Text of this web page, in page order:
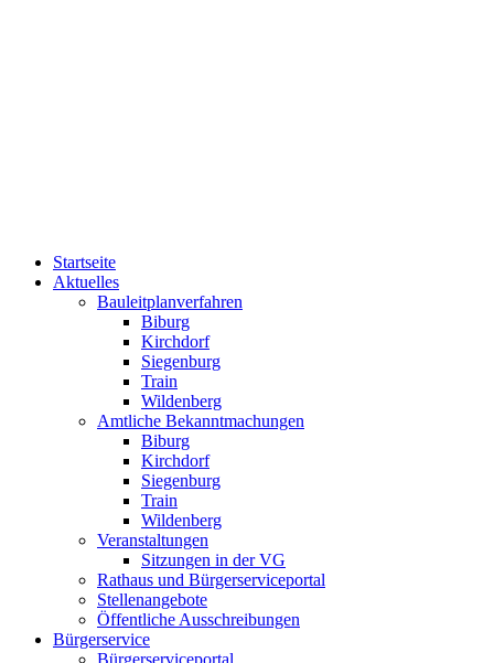
Startseite
Aktuelles
Bauleitplanverfahren
Biburg
Kirchdorf
Siegenburg
Train
Wildenberg
Amtliche Bekanntmachungen
Biburg
Kirchdorf
Siegenburg
Train
Wildenberg
Veranstaltungen
Sitzungen in der VG
Rathaus und Bürgerserviceportal
Stellenangebote
Öffentliche Ausschreibungen
Bürgerservice
Bürgerserviceportal